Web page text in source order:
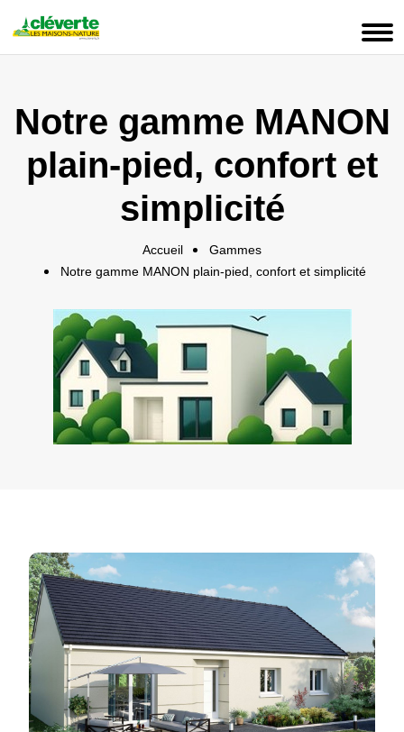
Notre gamme MANON
plain-pied, confort et
simplicité
Accueil
Gammes
Notre gamme MANON plain-pied, confort et simplicité